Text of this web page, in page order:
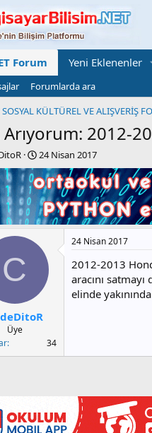
Forum Yeni Eklenenler
Forumlarda ara
Arıyorum: 2012-
B
a
ş
l
a
n
ı
r
h
24 Nisan 2017
C
Üye
34
24 Nisan 2017
2012-2013
aracını
elinde